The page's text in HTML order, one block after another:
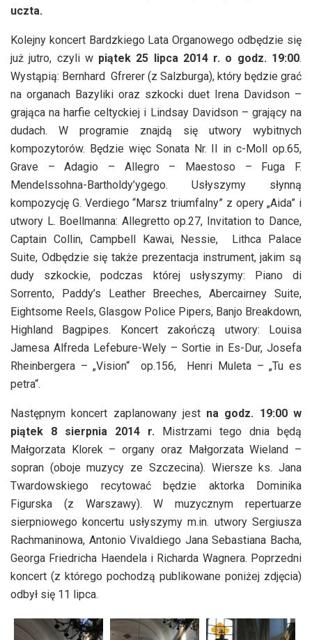
uczta.
Kolejny koncert Bardzkiego Lata Organowego odbędzie się
już jutro, czyli w piątek 25 lipca 2014 r. o godz. 19:00.
Wystąpią: Bernhard Gfrerer (z Salzburga), który będzie grać
na organach Bazyliki oraz szkocki duet Irena Davidson –
grająca na harfie celtyckiej i Lindsay Davidson – grający na
dudach. W programie znajdą się utwory wybitnych
kompozytorów. Będzie więc Sonata Nr. II in c-Moll op.65,
Grave – Adagio – Allegro – Maestoso – Fuga F.
Mendelssohna-Bartholdy’ygego. Usłyszymy słynną
kompozycję G. Verdiego “Marsz triumfalny” z opery „Aida” i
utwory L. Boellmanna: Allegretto op.27, Invitation to Dance,
Captain Collin, Campbell Kawai, Nessie, Lithca Palace
Suite, Odbędzie się także prezentacja instrument, jakim są
dudy szkockie, podczas której usłyszymy: Piano di
Sorrento, Paddy’s Leather Breeches, Abercairney Suite,
Eightsome Reels, Glasgow Police Pipers, Banjo Breakdown,
Highland Bagpipes. Koncert zakończą utwory: Louisa
Jamesa Alfreda Lefebure-Wely – Sortie in Es-Dur, Josefa
Rheinbergera – „Vision“ op.156, Henri Muleta – „Tu es
petra“.
Następnym koncert zaplanowany jest na godz. 19:00 w
piątek 8 sierpnia 2014 r. Mistrzami tego dnia będą
Małgorzata Klorek – organy oraz Małgorzata Wieland –
sopran (oboje muzycy ze Szczecina). Wiersze ks. Jana
Twardowskiego recytować będzie aktorka Dominika
Figurska (z Warszawy). W muzycznym repertuarze
sierpniowego koncertu usłyszymy m.in. utwory Sergiusza
Rachmaninowa, Antonio Vivaldiego Jana Sebastiana Bacha,
Georga Friedricha Haendela i Richarda Wagnera. Poprzedni
koncert (z którego pochodzą publikowane poniżej zdjęcia)
odbył się 11 lipca.